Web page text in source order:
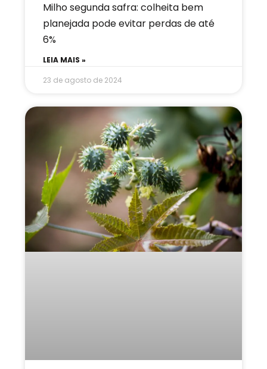
Milho segunda safra: colheita bem
planejada pode evitar perdas de até
6%
LEIA MAIS »
23 de agosto de 2024